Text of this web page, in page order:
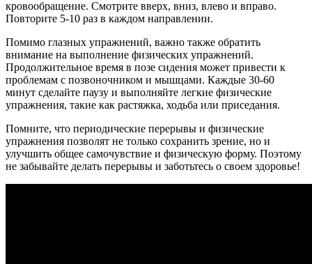
кровообращение. Смотрите вверх, вниз, влево и вправо.
Повторите 5-10 раз в каждом направлении.
Помимо глазных упражнений, важно также обратить
внимание на выполнение физических упражнений.
Продолжительное время в позе сидения может привести к
проблемам с позвоночником и мышцами. Каждые 30-60
минут сделайте паузу и выполняйте легкие физические
упражнения, такие как растяжка, ходьба или приседания.
Помните, что периодические перерывы и физические
упражнения позволят не только сохранить зрение, но и
улучшить общее самочувствие и физическую форму. Поэтому
не забывайте делать перерывы и заботьтесь о своем здоровье!